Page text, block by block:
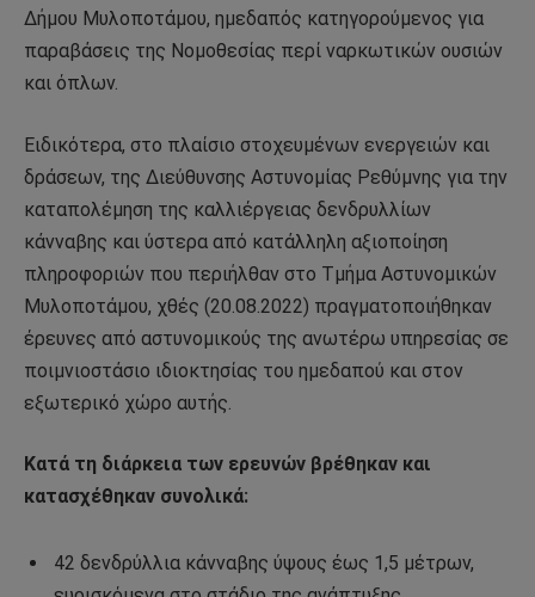
Δήμου Μυλοποτάμου, ημεδαπός κατηγορούμενος για
παραβάσεις της Νομοθεσίας περί ναρκωτικών ουσιών
και όπλων.
Ειδικότερα, στο πλαίσιο στοχευμένων ενεργειών και
δράσεων, της Διεύθυνσης Αστυνομίας Ρεθύμνης για την
καταπολέμηση της καλλιέργειας δενδρυλλίων
κάνναβης και ύστερα από κατάλληλη αξιοποίηση
πληροφοριών που περιήλθαν στο Τμήμα Αστυνομικών
Μυλοποτάμου, χθές (20.08.2022) πραγματοποιήθηκαν
έρευνες από αστυνομικούς της ανωτέρω υπηρεσίας σε
ποιμνιοστάσιο ιδιοκτησίας του ημεδαπού και στον
εξωτερικό χώρο αυτής.
Κατά τη διάρκεια των ερευνών βρέθηκαν και
κατασχέθηκαν συνολικά:
42 δενδρύλλια κάνναβης ύψους έως 1,5 μέτρων,